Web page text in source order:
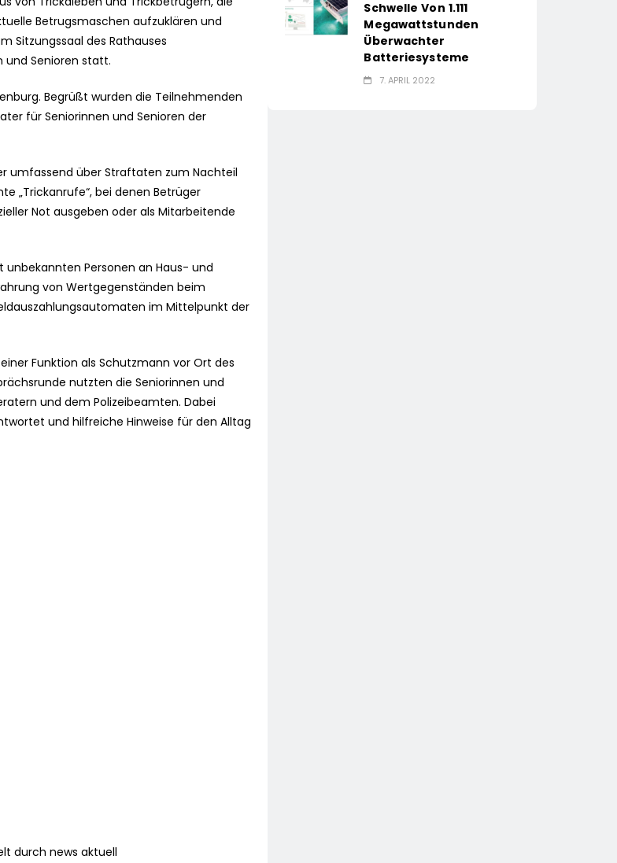
Betrugsmaschen aufzuklären und
Sitzungssaal des Rathauses
und Senioren statt.
Begrüßt wurden die Teilnehmenden
für Seniorinnen und Senioren der
umfassend über Straftaten zum Nachteil
„Trickanrufe“, bei denen Betrüger
Not ausgeben oder als Mitarbeitende
Personen an Haus- und
von Wertgegenständen beim
im Mittelpunkt der
Funktion als Schutzmann vor Ort des
nutzten die Seniorinnen und
und dem Polizeibeamten. Dabei
und hilfreiche Hinweise für den Alltag
durch news aktuell
Schwelle Von 1.111
Megawattstunden
Überwachter
Batteriesysteme
7. APRIL 2022